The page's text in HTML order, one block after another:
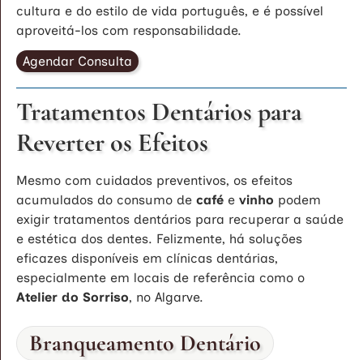
cultura e do estilo de vida português, e é possível
aproveitá-los com responsabilidade.
Agendar Consulta
Tratamentos Dentários para
Reverter os Efeitos
Mesmo com cuidados preventivos, os efeitos
acumulados do consumo de café e vinho podem
exigir tratamentos dentários para recuperar a saúde
e estética dos dentes. Felizmente, há soluções
eficazes disponíveis em clínicas dentárias,
especialmente em locais de referência como o
Atelier do Sorriso, no Algarve.
Branqueamento Dentário